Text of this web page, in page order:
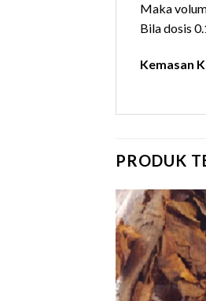
Maka
Bila dosis
Kemasan
PRODUK